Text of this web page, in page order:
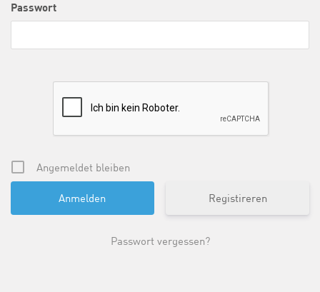
Passwort
Angemeldet bleiben
Registireren
Passwort vergessen?